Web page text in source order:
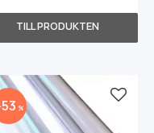
favoriter
53 % Lägg